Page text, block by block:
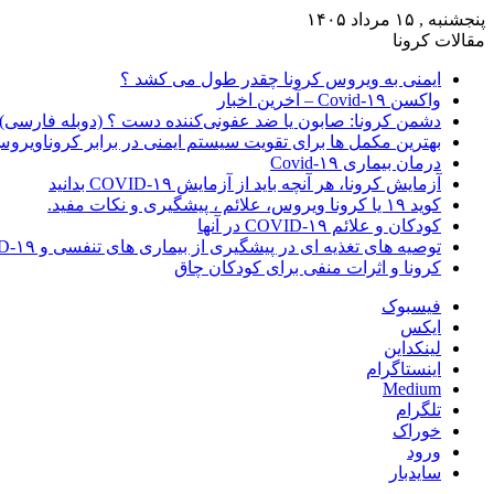
پنجشنبه , ۱۵ مرداد ۱۴۰۵
مقالات کرونا
ایمنی به ویروس کرونا چقدر طول می کشد ؟
واکسن Covid-۱۹ – آخرین اخبار
دشمن کرونا: صابون یا ضد عفونی‌کننده دست ؟ (دوبله فارسی)
بهترین مکمل ها برای تقویت سیستم ایمنی در برابر
درمان بیماری Covid-۱۹
آزمایش کرونا، هر آنچه باید از آزمایش COVID-۱۹ بدانید
کوید ۱۹ یا کرونا ویروس، علائم ، پیشگیری و نکات مفید.
کودکان و علائم COVID-۱۹ در آنها
توصیه های تغذیه ای در پیشگیری از بیماری های تنفسی و COVID-۱۹
کرونا و اثرات منفی برای کودکان چاق
فیسبوک
ایکس
لینکداین
اینستاگرام
Medium
تلگرام
خوراک
ورود
سایدبار